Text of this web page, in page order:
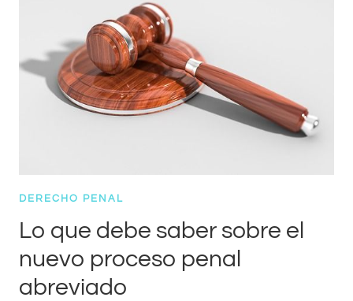
ASEGURAMIENTO
PRIVATIVA
DE
LA
LIBERTAD?
DERECHO PENAL
Lo que debe saber sobre el
nuevo proceso penal
abreviado